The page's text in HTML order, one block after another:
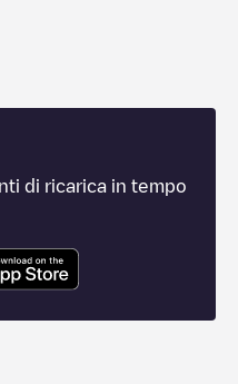
di ricarica in tempo